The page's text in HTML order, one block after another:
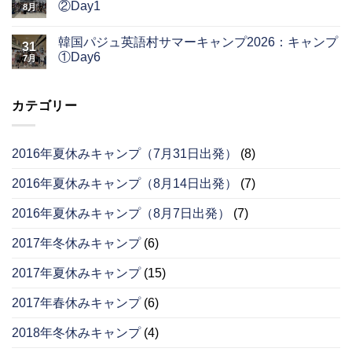
8月 ②Day1
31
7月
韓国パジュ英語村サマーキャンプ2026：キャンプ
①Day6
カテゴリー
2016年夏休みキャンプ（7月31日出発） (8)
2016年夏休みキャンプ（8月14日出発） (7)
2016年夏休みキャンプ（8月7日出発） (7)
2017年冬休みキャンプ(6)
2017年夏休みキャンプ(15)
2017年春休みキャンプ(6)
2018年冬休みキャンプ(4)